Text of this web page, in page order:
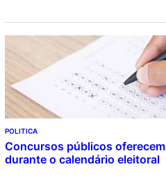
POLITICA
Concursos públicos
durante o calendário eleitoral